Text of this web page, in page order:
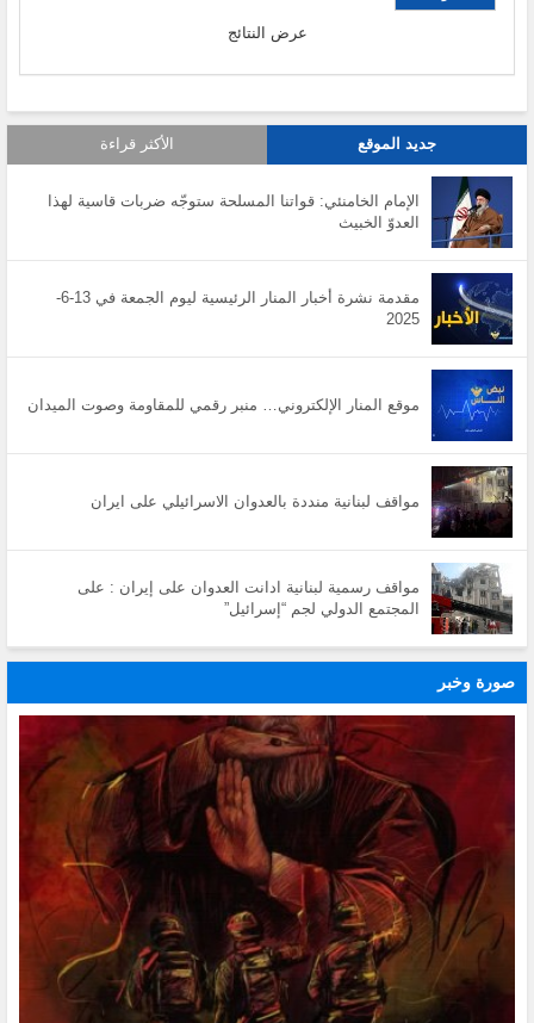
عرض النتائج
جديد الموقع الأكثر قراءة
الإمام الخامنئي: قواتنا المسلحة ستوجّه ضربات قاسية لهذا
العدوّ الخبيث
مقدمة نشرة أخبار المنار الرئيسية ليوم الجمعة في 13-6-
2025
موقع المنار الإلكتروني… منبر رقمي للمقاومة وصوت الميدان
مواقف لبنانية منددة بالعدوان الاسرائيلي على ايران
مواقف رسمية لبنانية ادانت العدوان على إيران : على
المجتمع الدولي لجم “إسرائيل”
صورة وخبر